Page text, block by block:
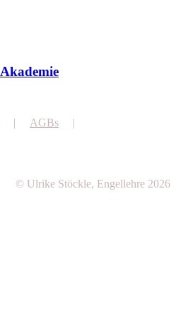
| AGBs |
© Ulrike Stöckle, Engellehre 2026